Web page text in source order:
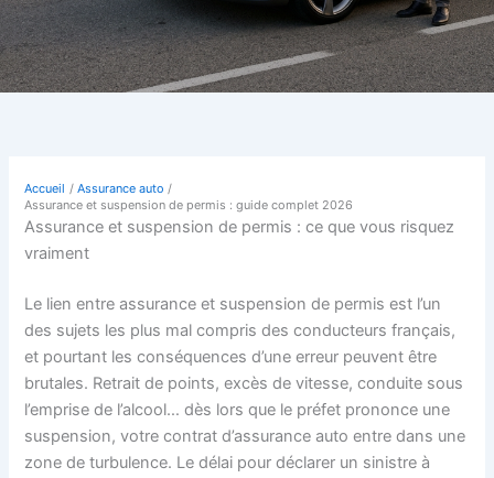
Accueil
Assurance auto
Assurance et suspension de permis : guide complet 2026
Assurance et suspension de permis : ce que vous risquez
vraiment
Le lien entre assurance et suspension de permis est l’un
des sujets les plus mal compris des conducteurs français,
et pourtant les conséquences d’une erreur peuvent être
brutales. Retrait de points, excès de vitesse, conduite sous
l’emprise de l’alcool… dès lors que le préfet prononce une
suspension, votre contrat d’assurance auto entre dans une
zone de turbulence. Le délai pour déclarer un sinistre à